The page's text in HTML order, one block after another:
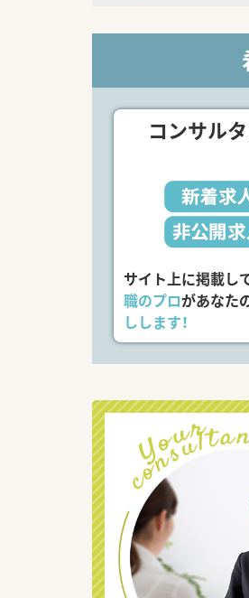
コンサル
サイト上に掲載し
職のプロがあなた
しします！